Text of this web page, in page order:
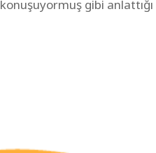
gibi anlattığı